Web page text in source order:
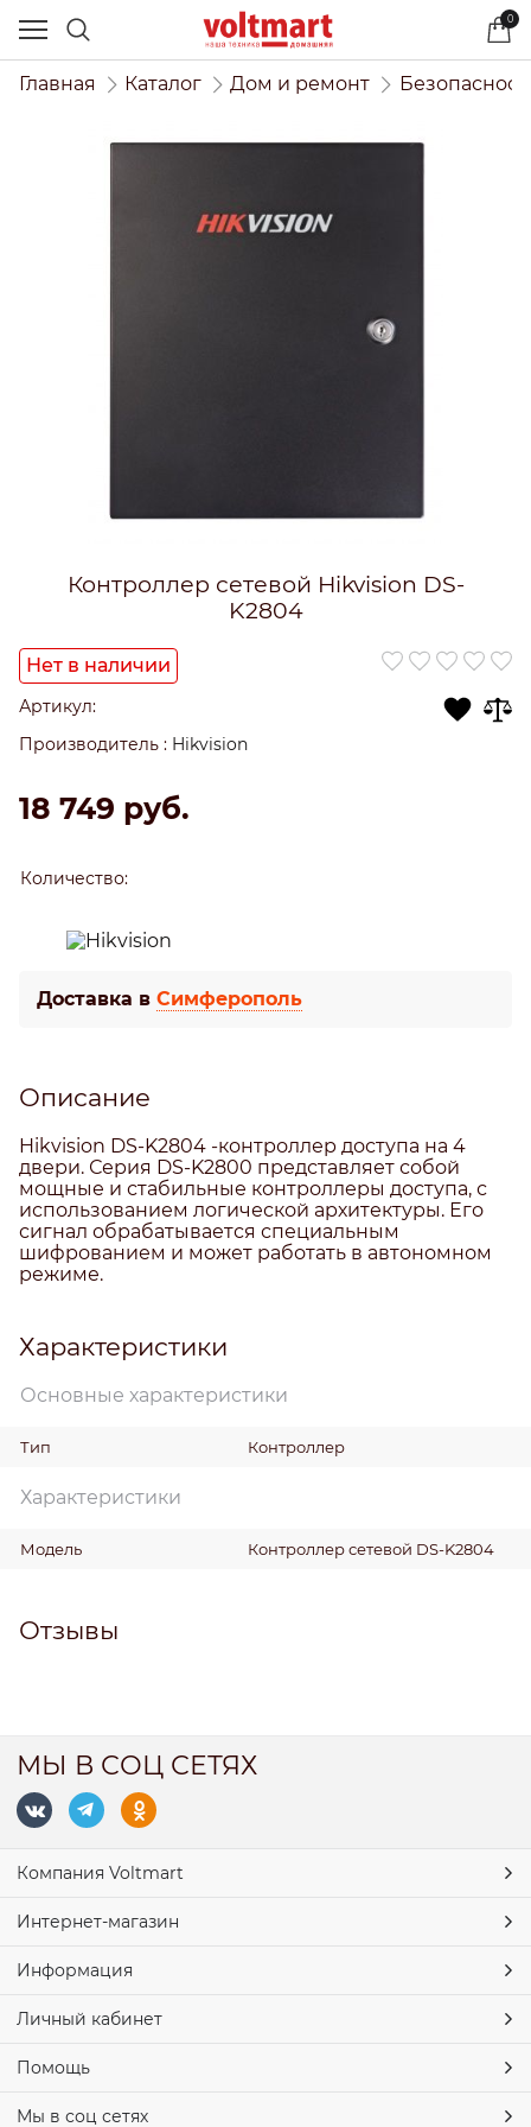
0
Главная Каталог Дом и ремонт
Контроллер сетевой Hikvision DS-
K2804
Нет в наличии
Артикул:
Производитель : Hikvision
18 749 руб.
Количество:
Доставка в Симферополь
Описание
Hikvision DS-K2804 -контроллер доступа на 4
двери. Серия DS-K2800 представляет собой
мощные и стабильные контроллеры доступа, с
использованием логической архитектуры. Его
сигнал обрабатывается специальным
шифрованием и может работать в автономном
режиме.
Характеристики
Основные характеристики
Тип Контроллер
Характеристики
Модель Контроллер сетевой DS-K2804
Отзывы
МЫ В СОЦ СЕТЯХ
Компания Voltmart
Интернет-магазин
Информация
Личный кабинет
Помощь
Мы в соц сетях